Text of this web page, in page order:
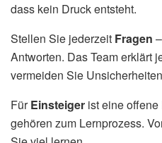
dass kein Druck entsteht.
Stellen Sie jederzeit Fragen
Antworten. Das Team erklärt
vermeiden Sie
FürEinsteiger ist eine
gehören zum Lernprozess.